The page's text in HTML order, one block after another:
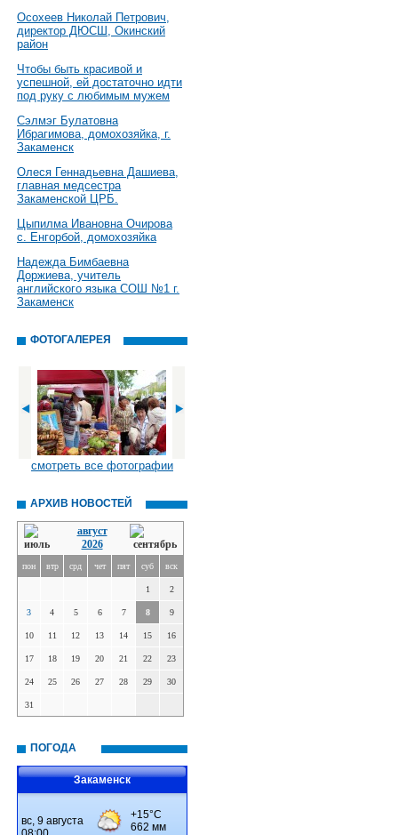
Осохеев Николай Петрович,
директор ДЮСШ, Окинский
район
Чтобы быть красивой и
успешной, ей достаточно идти
под руку с любимым мужем
Сэлмэг Булатовна
Ибрагимова, домохозяйка, г.
Закаменск
Олеся Геннадьевна Дашиева,
главная медсестра
Закаменской ЦРБ.
Цыпилма Ивановна Очирова
с. Енгорбой, домохозяйка
Надежда Бимбаевна
Доржиева, учитель
английского языка СОШ №1 г.
Закаменск
ФОТОГАЛЕРЕЯ
смотреть все фотографии
АРХИВ НОВОСТЕЙ
август
2026
пон втр срд чет пят суб вск
1 2
3 4 5 6 7 8 9
10 11 12 13 14 15 16
17 18 19 20 21 22 23
24 25 26 27 28 29 30
31
ПОГОДА
Закаменск